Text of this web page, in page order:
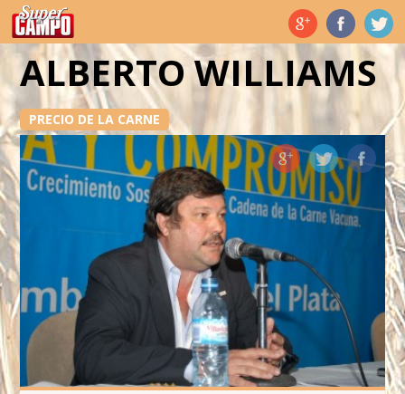
Temas de hoy
ALBERTO WILLIAMS
PRECIO DE LA CARNE